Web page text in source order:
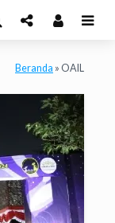
Beranda » OAIL